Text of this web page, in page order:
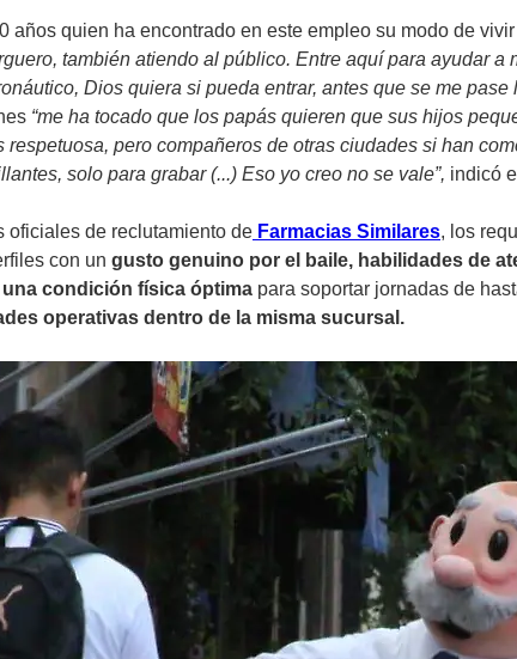
años quien ha encontrado en este empleo su modo de
también atiendo al público. Entre aquí para ayudar
Dios quiera si pueda entrar, antes que se me pase
“me ha tocado que los papás quieren que sus hijos
respetuosa, pero compañeros de otras ciudades si han
solo para grabar (...) Eso yo creo no se vale”, indicó
oficiales de reclutamiento de Farmacias Similares, los
con un gusto genuino por el baile, habilidades de
condición física óptima para soportar jornadas de
operativas dentro de la misma sucursal.